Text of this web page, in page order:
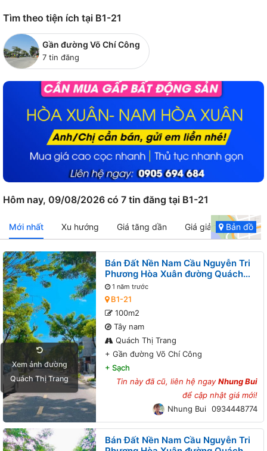
Tìm theo tiện ích tại B1-21
Gần đường Võ Chí Công
7 tin đăng
Hôm nay, 09/08/2026 có 7 tin đăng tại B1-21
Mới nhất Xu hướng Giá tăng dần Giá giảm dầnBản đồ
Xem ảnh đường
Quách Thị Trang
Bán Đất Nền Nam Cầu Nguyễn Tri
Phương Hòa Xuân đường Quách
Thị Trang B1-21 lô 5x - Gần đường
Võ Chí Công
1 năm trước
B1-21
100m2
Tây nam
Quách Thị Trang
+ Gần đường Võ Chí Công
+ Sạch
Tin này đã cũ, liên hệ ngayNhung Bui
để cập nhật giá mới!
Nhung Bui 0934448774
Bán Đất Nền Nam Cầu Nguyễn Tri